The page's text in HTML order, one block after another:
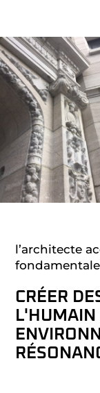
l’architecte
CRÉER
L'HUMAIN